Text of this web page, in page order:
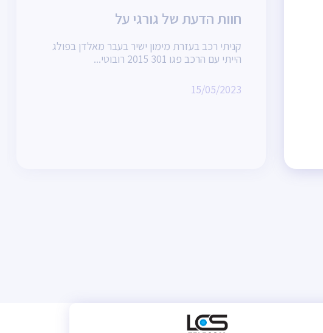
חוות הדעת של גורגי על
קניתי רכב בעזרת מימון ישיר בעבר מאלדן בפולג
הייתי עם הרכב פגו 301 2015 רובוטי...
15/05/2023